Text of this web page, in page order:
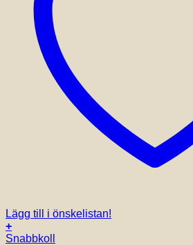
Lägg till i önskelistan!
+
Snabbkoll